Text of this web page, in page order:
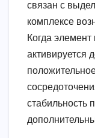
связан с
комплексе
Когда
активируется
стабильность